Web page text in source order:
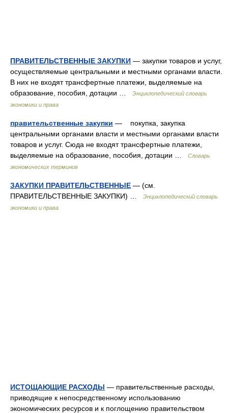
ПРАВИТЕЛЬСТВЕННЫЕ ЗАКУПКИ — закупки товаров и услуг,
осуществляемые центральными и местными органами власти.
В них не входят трансфертные платежи, выделяемые на
образование, пособия, дотации …
Энциклопедический словарь
экономики и права
правительственные закупки — покупка, закупка
центральными органами власти и местными органами власти
товаров и услуг. Сюда не входят трансфертные платежи,
выделяемые на образование, пособия, дотации …
Словарь
экономических терминов
ЗАКУПКИ ПРАВИТЕЛЬСТВЕННЫЕ — (см.
ПРАВИТЕЛЬСТВЕННЫЕ ЗАКУПКИ) …
Энциклопедический словарь
экономики и права
ИСТОЩАЮЩИЕ РАСХОДЫ — правительственные расходы,
приводящие к непосредственному использованию
экономических ресурсов и к поглощению правительством